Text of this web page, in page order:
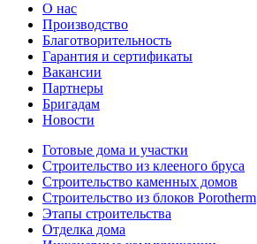
О нас
Производство
Благотворительность
Гарантия и сертификаты
Вакансии
Партнеры
Бригадам
Новости
Готовые дома и участки
Строительство из клееного бруса
Строительство каменных домов
Строительство из блоков Porotherm
Этапы строительства
Отделка дома